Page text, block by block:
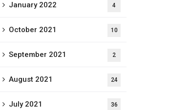
January 2022 4
October 2021 10
September 2021 2
August 2021 24
July 2021 36